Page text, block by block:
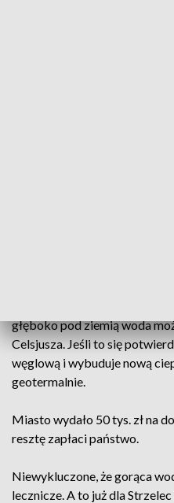
głęboko pod ziemią woda
Celsjusza. Jeśli to się
węglową i wybuduje nową
geotermalnie.
Miasto wydało 50 tys. zł na
resztę zapłaci państwo.
Niewykluczone, że gorąca
lecznicze. A to już dla